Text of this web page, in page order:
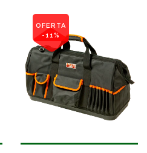
OFERTA
-11%